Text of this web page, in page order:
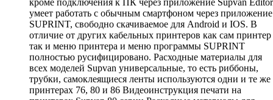
кроме подключения к ПК через приложение Supvan Editor
умеет работать с обычным смартфоном через приложение
SUPRINT, свободно скачиваемое для Android и IOS. В
отличие от других кабельных принтеров как сам принтер
так и меню принтера и меню программы SUPRINT
полностью русифицировано. Расходные материалы для
всех моделей Supvan универсальные, то есть риббоны,
трубки, самоклеящиеся ленты используются одни и те же
принтерах 76, 80 и 86 Видеоинструкция печати на